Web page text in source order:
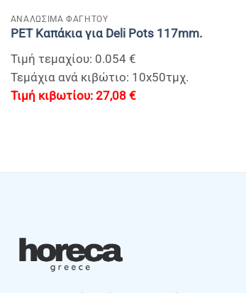
ΑΝΑΛΩΣΙΜΑ ΦΑΓΗΤΟΥ
PET Καπάκια για Deli Pots 117mm.
Τιμή τεμαχίου: 0.054 €
Τεμάχια ανά κιβώτιο: 10x50τμχ.
27,08 €